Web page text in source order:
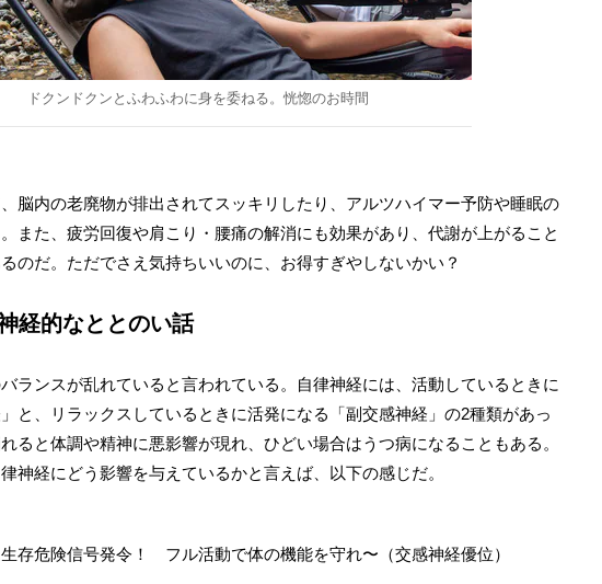
ドクンドクンとふわふわに身を委ねる。恍惚のお時間
脳内の老廃物が排出されてスッキリしたり、アルツハイマー予防や睡眠の
また、疲労回復や肩こり・腰痛の解消にも効果があり、代謝が上がること
のだ。ただでさえ気持ちいいのに、お得すぎやしないかい？
経的なととのい話
ランスが乱れていると言われている。自律神経には、活動しているときに
と、リラックスしているときに活発になる「副交感神経」の2種類があっ
ると体調や精神に悪影響が現れ、ひどい場合はうつ病になることもある。
神経にどう影響を与えているかと言えば、以下の感じだ。
存危険信号発令！ フル活動で体の機能を守れ〜（交感神経優位）